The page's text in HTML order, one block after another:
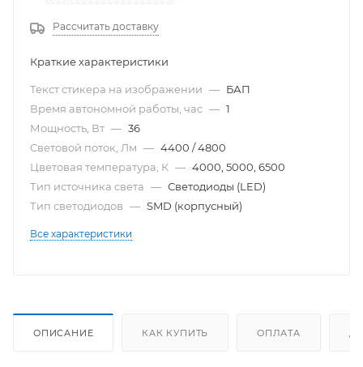
Рассчитать доставку
Краткие характеристики
Текст стикера на изображении — БАП
Время автономной работы, час — 1
Мощность, Вт — 36
Световой поток, Лм — 4400 / 4800
Цветовая температура, К — 4000, 5000, 6500
Тип источника света — Светодиоды (LED)
Тип светодиодов — SMD (корпусный)
Все характеристики
ОПИСАНИЕ КАК КУПИТЬ ОПЛАТА